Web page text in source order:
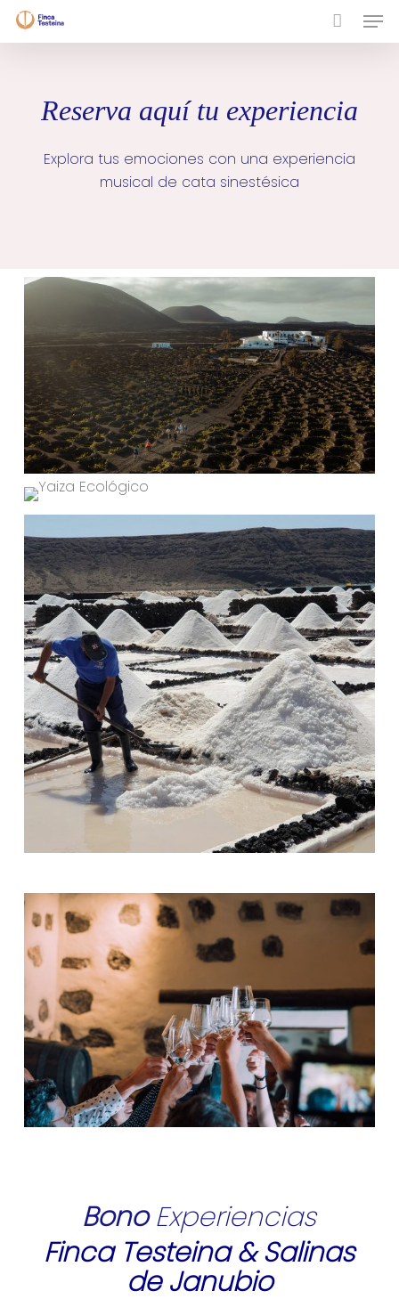
Skip
Reserva aquí tu experiencia
Explora tus emociones con una experiencia
musical de cata sinestésica
BonoExperiencias
Finca Testeina & Salinas
de Janubio